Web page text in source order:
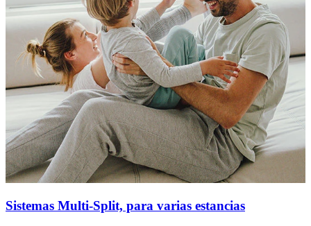
Sistemas Multi-Split, para varias estancias